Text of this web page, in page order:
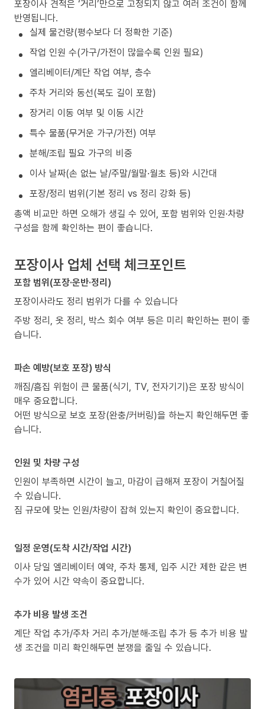
포장이사 견적은 ‘거리’만으로 고정되지 않고 여러 조건이 함께
반영됩니다.
실제 물건량(평수보다 더 정확한 기준)
작업 인원 수(가구/가전이 많을수록 인원 필요)
엘리베이터/계단 작업 여부, 층수
주차 거리와 동선(복도 길이 포함)
장거리 이동 여부 및 이동 시간
특수 물품(무거운 가구/가전) 여부
분해/조립 필요 가구의 비중
이사 날짜(손 없는 날/주말/월말·월초 등)와 시간대
포장/정리 범위(기본 정리 vs 정리 강화 등)
총액 비교만 하면 오해가 생길 수 있어, 포함 범위와 인원·차량
구성을 함께 확인하는 편이 좋습니다.
포장이사 업체 선택 체크포인트
포함 범위(포장·운반·정리)
포장이사라도 정리 범위가 다를 수 있습니다
주방 정리, 옷 정리, 박스 회수 여부 등은 미리 확인하는 편이 좋
습니다.
파손 예방(보호 포장) 방식
깨짐/흠집 위험이 큰 물품(식기, TV, 전자기기)은 포장 방식이
매우 중요합니다.
어떤 방식으로 보호 포장(완충/커버링)을 하는지 확인해두면 좋
습니다.
인원 및 차량 구성
인원이 부족하면 시간이 늘고, 마감이 급해져 포장이 거칠어질
수 있습니다.
짐 규모에 맞는 인원/차량이 잡혀 있는지 확인이 중요합니다.
일정 운영(도착 시간/작업 시간)
이사 당일 엘리베이터 예약, 주차 통제, 입주 시간 제한 같은 변
수가 있어 시간 약속이 중요합니다.
추가 비용 발생 조건
계단 작업 추가/주차 거리 추가/분해·조립 추가 등 추가 비용 발
생 조건을 미리 확인해두면 분쟁을 줄일 수 있습니다.